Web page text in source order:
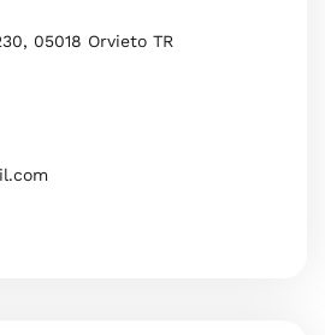
05018 Orvieto TR